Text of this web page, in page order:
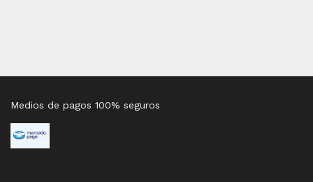
Medios de pagos 100% seguros